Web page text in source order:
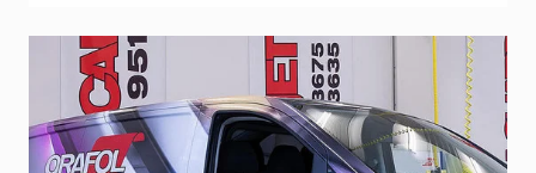
<strong>Tekniset tiedot (PDF):</strong> <a
href="https://www.orafol.com/Products/
3951-348-technical-data-sheet-europe-en.pdf"
target="_blank" rel="noopener">Orajet
3951</a> </td> <td style="width: 50%;">